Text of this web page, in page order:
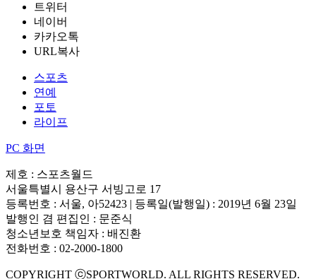
트위터
네이버
카카오톡
URL복사
스포츠
연예
포토
라이프
PC 화면
제호 : 스포츠월드
서울특별시 용산구 서빙고로 17
등록번호 : 서울, 아52423 | 등록일(발행일) : 2019년 6월 23일
발행인 겸 편집인 : 문준식
청소년보호 책임자 : 배진환
전화번호 : 02-2000-1800
COPYRIGHT ⓒSPORTWORLD. ALL RIGHTS RESERVED.